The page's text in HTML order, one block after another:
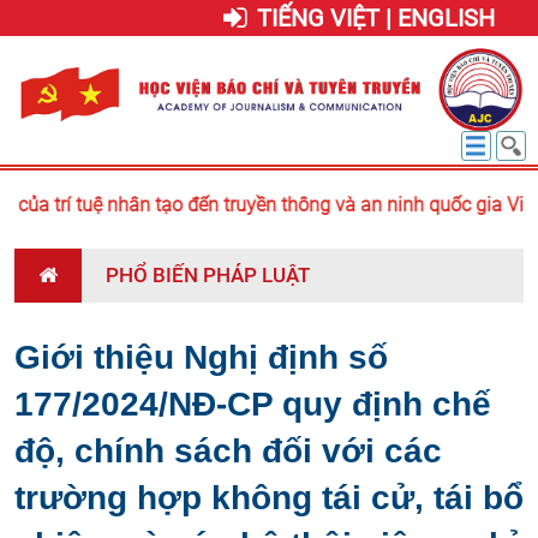
TIẾNG VIỆT | ENGLISH
của trí tuệ nhân tạo đến truyền thông và an ninh quốc gia
PHỔ BIẾN PHÁP LUẬT
Giới thiệu Nghị định số
177/2024/NĐ-CP quy định chế
độ, chính sách đối với các
trường hợp không tái cử, tái bổ